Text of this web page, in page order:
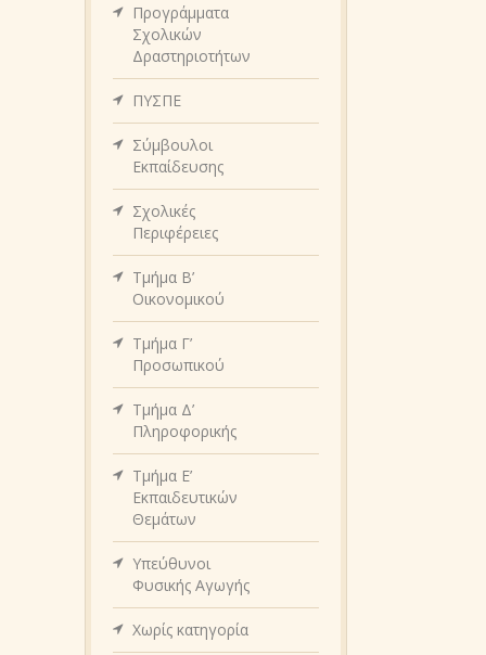
Προγράμματα
Σχολικών
Δραστηριοτήτων
ΠΥΣΠΕ
Σύμβουλοι
Εκπαίδευσης
Σχολικές
Περιφέρειες
Τμήμα Β’
Οικονομικού
Τμήμα Γ’
Προσωπικού
Τμήμα Δ’
Πληροφορικής
Τμήμα Ε’
Εκπαιδευτικών
Θεμάτων
Υπεύθυνοι
Φυσικής Αγωγής
Χωρίς κατηγορία